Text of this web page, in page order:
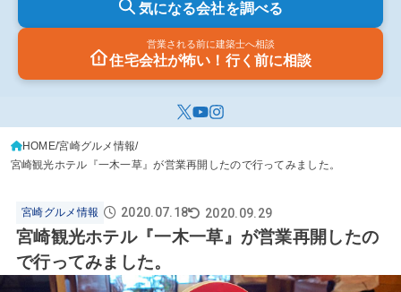
気になる会社を調べる
営業される前に建築士へ相談
住宅会社が怖い！行く前に相談
HOME 宮崎グルメ情報
宮崎観光ホテル『一木一草』が営業再開したので行ってみました。
宮崎グルメ情報 2020.07.18 2020.09.29
宮崎観光ホテル『一木一草』が営業再開したの
で行ってみました。